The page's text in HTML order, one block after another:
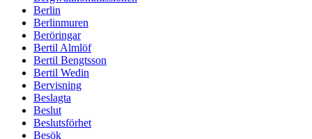
Berlin
Berlinmuren
Beröringar
Bertil Almlöf
Bertil Bengtsson
Bertil Wedin
Bervisning
Beslagta
Beslut
Beslutsförhet
Besök